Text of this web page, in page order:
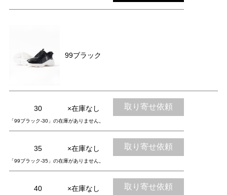
99ブラック
30 ×在庫なし 取り寄せ依頼
「99ブラック-30」の在庫がありません。
35 ×在庫なし 取り寄せ依頼
「99ブラック-35」の在庫がありません。
40 ×在庫なし 取り寄せ依頼